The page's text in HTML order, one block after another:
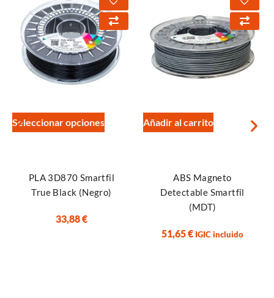
Seleccionar opciones
PLA 3D870 Smartfil
True Black (Negro)
33,88€
Añadir al carrito
ABS Magneto
Detectable Smartfil
(MDT)
51,65€ IGIC incluido